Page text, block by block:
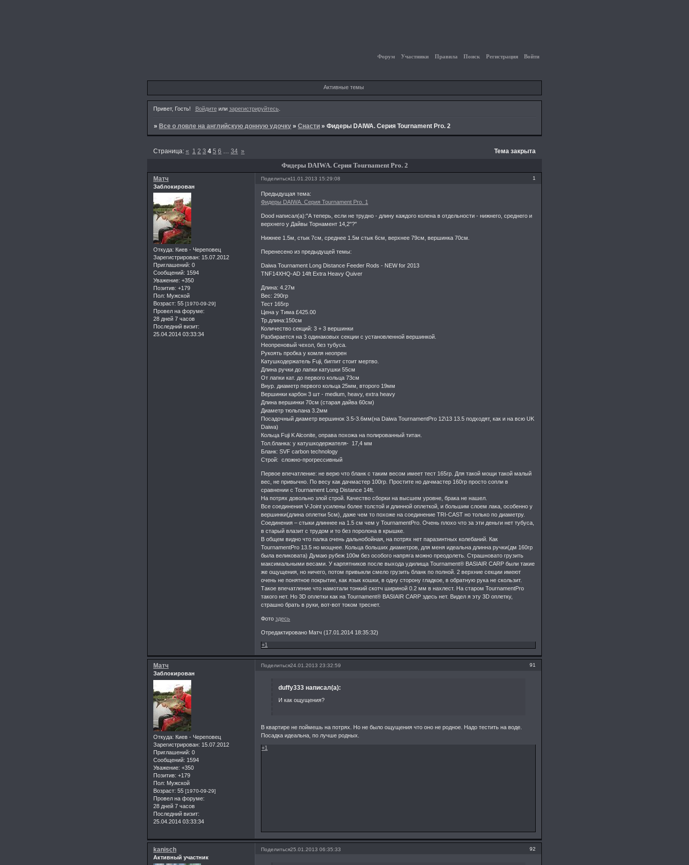
Форум Участники Правила Поиск Регистрация Войти
Активные темы
Привет, Гость! Войдитеили зарегистрируйтесь.
»Все о ловле на английскую донную удочку »Снасти »Фидеры DAIWA. Серия Tournament Pro. 2
Фидеры DAIWA. Серия Tournament Pro. 2
Страница:« 1 2 3 4 5 6 … 34 » Тема закрыта
Поделиться 1
11.01.2013 15:29:08
Матч
Заблокирован
Откуда: Киев - Череповец
Зарегистрирован: 15.07.2012
Приглашений: 0
Сообщений: 1594
Уважение: +350
Позитив: +179
Пол: Мужской
Возраст: 55 [1970-09-29]
Провел на форуме:
28 дней 7 часов
Последний визит:
25.04.2014 03:33:34
Предыдущая тема:
Фидеры DAIWA. Серия Tournament Pro. 1
Dood написал(а):"А теперь, если не трудно - длину каждого колена в отдельности - нижнего, среднего и
верхнего у Дайвы Торнамент 14,2"?"
Нижнее 1.5м, стык 7см, среднее 1.5м стык 6см, верхнее 79см, вершинка 70см.
Перенесено из предыдущей темы:
Daiwa Tournament Long Distance Feeder Rods - NEW for 2013
TNF14XHQ-AD 14ft Extra Heavy Quiver
Длина: 4.27м
Вес: 290гр
Тест 165гр
Цена у Тима £425.00
Тр.длина:150см
Количество секций: 3 + 3 вершинки
Разбирается на 3 одинаковых секции с установленной вершинкой.
Неопреновый чехол, без тубуса.
Рукоять пробка у комля неопрен
Катушкодержатель Fuji, бигпит стоит мертво.
Длина ручки до лапки катушки 55см
От лапки кат. до первого кольца 73см
Внур. диаметр первого кольца 25мм, второго 19мм
Вершинки карбон 3 шт - medium, heavy, extra heavy
Длина вершинки 70см (старая дайва 60см)
Диаметр тюльпана 3.2мм
Посадочный диаметр вершинок 3.5-3.6мм(на Daiwa TournamentPro 12\13 13.5 подходят, как и на всю UK
Daiwa)
Кольца Fuji K Alconite, оправа похожа на полированный титан.
Тол.бланка: у катушкодержателя- 17,4 мм
Бланк: SVF carbon technology
Строй: сложно-прогрессивный
Первое впечатление: не верю что бланк с таким весом имеет тест 165гр. Для такой мощи такой малый
вес, не привычно. По весу как дачмастер 100гр. Простите но дачмастер 160гр просто сопли в
сравнении с Tournament Long Distance 14ft.
На потрях довольно злой строй. Качество сборки на высшем уровне, брака не нашел.
Все соединения V-Joint усилены более толстой и длинной оплеткой, и большим слоем лака, особенно у
вершинки(длина оплетки 5см), даже чем то похоже на соединение TRI-CAST но только по диаметру.
Соединения – стыки длиннее на 1.5 см чем у TournamentPro. Очень плохо что за эти деньги нет тубуса,
в старый влазит с трудом и то без поролона в крышке.
В общем видно что палка очень дальнобойная, на потрях нет паразинтных колебаний. Как
TournamentPro 13.5 но мощнее. Кольца больших диаметров, для меня идеальна длинна ручки(дм 160гр
была великовата) Думаю рубеж 100м без особого напряга можно преодолеть. Страшновато грузить
максимальными весами. У карпятников после выхода удилища Tournament® BASIAIR CARP были такие
же ощущения, но ничего, потом привыкли смело грузить бланк по полной. 2 верхние секции имеют
очень не понятное покрытие, как язык кошки, в одну сторону гладкое, в обратную рука не скользит.
Такое впечатление что намотали тонкий скотч шириной 0.2 мм в нахлест. На старом TournamentPro
такого нет. Но 3D оплетки как на Tournament® BASIAIR CARP здесь нет. Видел я эту 3D оплетку,
страшно брать в руки, вот-вот током треснет.
Фотоздесь
Отредактировано Матч (17.01.2014 18:35:32)
+1
Поделиться 91
24.01.2013 23:32:59
Матч
Заблокирован
Откуда: Киев - Череповец
Зарегистрирован: 15.07.2012
Приглашений: 0
Сообщений: 1594
Уважение: +350
Позитив: +179
Пол: Мужской
Возраст: 55 [1970-09-29]
Провел на форуме:
28 дней 7 часов
Последний визит:
25.04.2014 03:33:34
duffy333 написал(а):
И как ощущения?
В квартире не поймешь на потрях. Но не было ощущения что оно не родное. Надо тестить на воде.
Посадка идеальна, по лучше родных.
+1
Поделиться 92
25.01.2013 06:35:33
kanisch
Активный участник